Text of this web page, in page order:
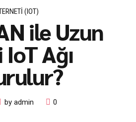
(IOT)
ile Uzun
Ağı
by admin 0